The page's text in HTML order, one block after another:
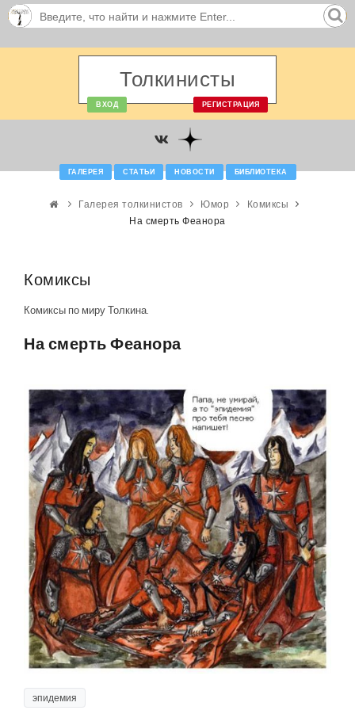
Толкинисты
ВХОД РЕГИСТРАЦИЯ
ГАЛЕРЕЯ СТАТЬИ НОВОСТИ БИБЛИОТЕКА
Галерея толкинистов Юмор
Комиксы
На смерть Феанора
Комиксы
Комиксы по миру Толкина.
На смерть Феанора
эпидемия